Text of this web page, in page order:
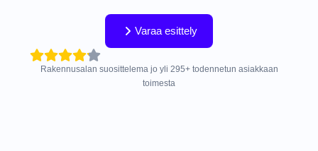
Varaa esittely
Rakennusalan suosittelema jo yli 295+ todennetun asiakkaan
toimesta